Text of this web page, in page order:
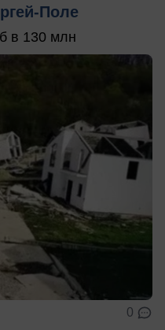
Поле
в 130 млн
0